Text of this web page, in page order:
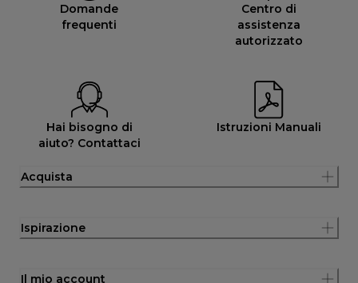
Domande
frequenti
Centro di
assistenza
autorizzato
Hai bisogno di
aiuto? Contattaci
Istruzioni Manuali
Acquista
Ispirazione
Il mio account